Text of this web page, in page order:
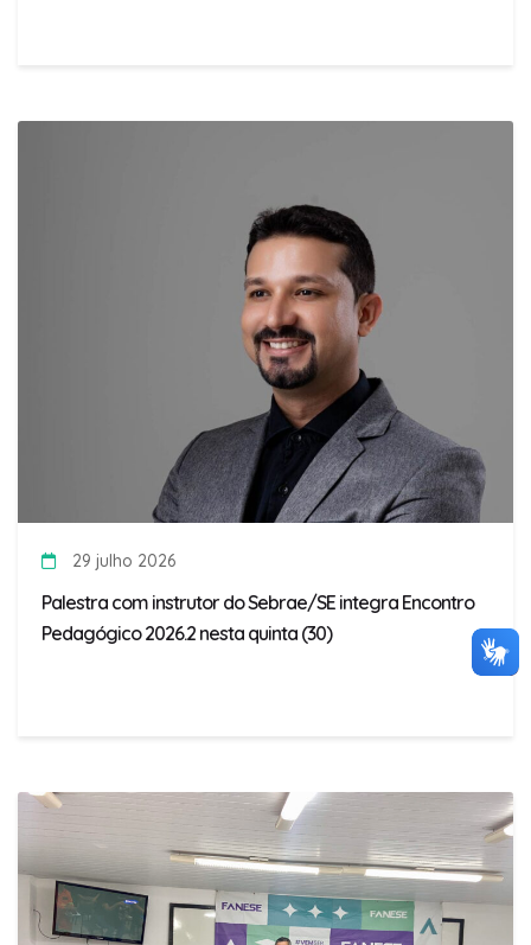
29 julho 2026
Palestra com instrutor do Sebrae/SE integra Encontro
Pedagógico 2026.2 nesta quinta (30)